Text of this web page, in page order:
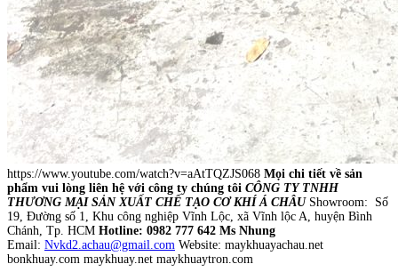
https://www.youtube.com/watch?v=aAtTQZJS068 Mọi chi tiết về sản
phẩm vui lòng liên hệ với công ty chúng tôi CÔNG TY TNHH
THƯƠNG MẠI SẢN XUẤT CHẾ TẠO CƠ KHÍ Á CHÂUShowroom: Số
19, Đường số 1, Khu công nghiệp Vĩnh Lộc, xã Vĩnh lộc A, huyện Bình
Chánh, Tp. HCM Hotline: 0982 777 642 Ms Nhung
Email: Nvkd2.achau@gmail.com Website: maykhuayachau.net
bonkhuay.com maykhuay.net maykhuaytron.com